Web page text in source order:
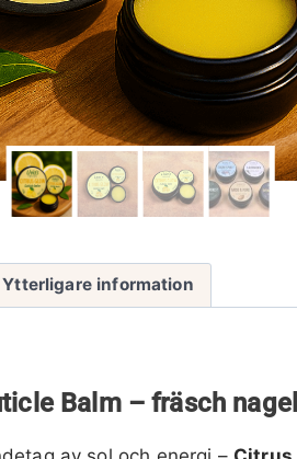
Ytterligare information
Balm – fräsch